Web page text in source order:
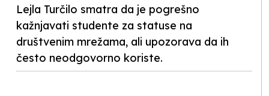
Lejla Turčilo smatra da je pogrešno
kažnjavati studente za statuse na
društvenim mrežama, ali upozorava da ih
često neodgovorno koriste.